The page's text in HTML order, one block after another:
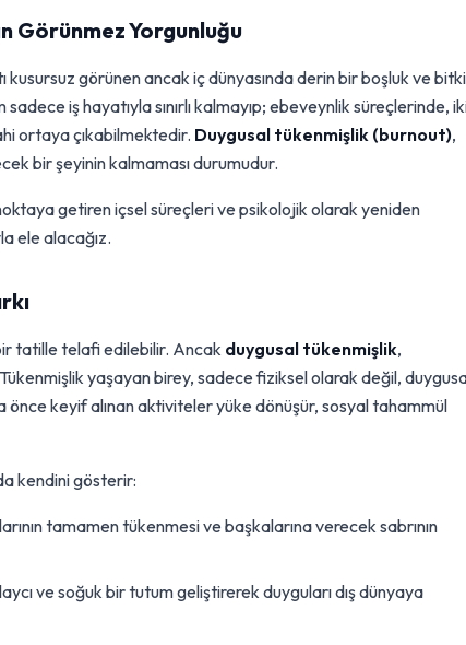
Görünmez Yorgunluğu
kusursuz görünen ancak iç dünyasında derin bir boşluk ve
iş hayatıyla sınırlı kalmayıp; ebeveynlik süreçlerinde,
ortaya çıkabilmektedir. Duygusal tükenmişlik (burnout),
bir şeyinin kalmaması durumudur.
getiren içsel süreçleri ve psikolojik olarak yeniden
ele alacağız.
tatille telafi edilebilir. Ancak duygusal tükenmişlik,
yaşayan birey, sadece fiziksel olarak değil,
keyif alınan aktiviteler yüke dönüşür, sosyal tahammül
kendini gösterir:
tamamen tükenmesi ve başkalarına verecek sabrının
ve soğuk bir tutum geliştirerek duyguları dış dünyaya